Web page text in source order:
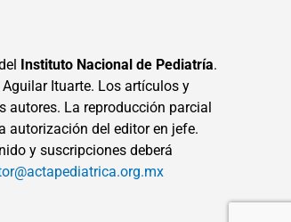
Instituto Nacional de Pediatría.
Ituarte. Los artículos y
La reproducción parcial
autorización del editor en jefe.
y suscripciones deberá